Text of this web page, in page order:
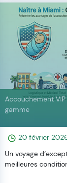
20 février
Accouchement
gamme
Un voyage
meilleures